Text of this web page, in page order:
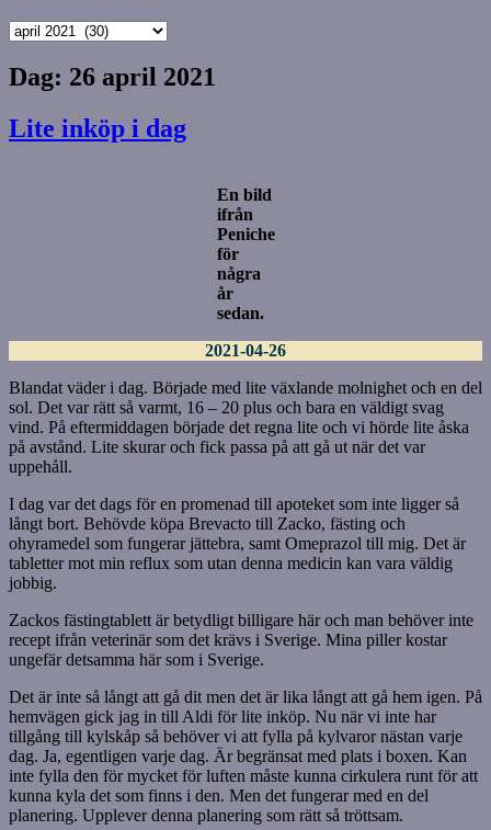
Årets
Dag: 26 april 2021
Lite inköp i dag
En bild
ifrån
Peniche
för
några
år
sedan.
2021-04-26
Blandat väder i dag. Började med lite växlande molnighet och en del
sol. Det var rätt så varmt, 16 – 20 plus och bara en väldigt svag
vind. På eftermiddagen började det regna lite och vi hörde lite åska
på avstånd. Lite skurar och fick passa på att gå ut när det var
uppehåll.
I dag var det dags för en promenad till apoteket som inte ligger så
långt bort. Behövde köpa Brevacto till Zacko, fästing och
ohyramedel som fungerar jättebra, samt Omeprazol till mig. Det är
tabletter mot min reflux som utan denna medicin kan vara väldig
jobbig.
Zackos fästingtablett är betydligt billigare här och man behöver inte
recept ifrån veterinär som det krävs i Sverige. Mina piller kostar
ungefär detsamma här som i Sverige.
Det är inte så långt att gå dit men det är lika långt att gå hem igen. På
hemvägen gick jag in till Aldi för lite inköp. Nu när vi inte har
tillgång till kylskåp så behöver vi att fylla på kylvaror nästan varje
dag. Ja, egentligen varje dag. Är begränsat med plats i boxen. Kan
inte fylla den för mycket för luften måste kunna cirkulera runt för att
kunna kyla det som finns i den. Men det fungerar med en del
planering. Upplever denna planering som rätt så tröttsam.